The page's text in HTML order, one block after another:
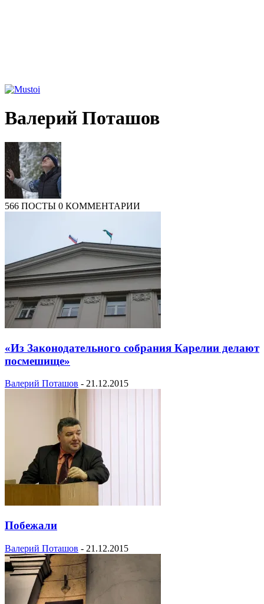
Валерий Поташов
566 ПОСТЫ 0 КОММЕНТАРИИ
«Из Законодательного собрания Карелии делают
посмешище»
Валерий Поташов - 21.12.2015
Побежали
Валерий Поташов - 21.12.2015